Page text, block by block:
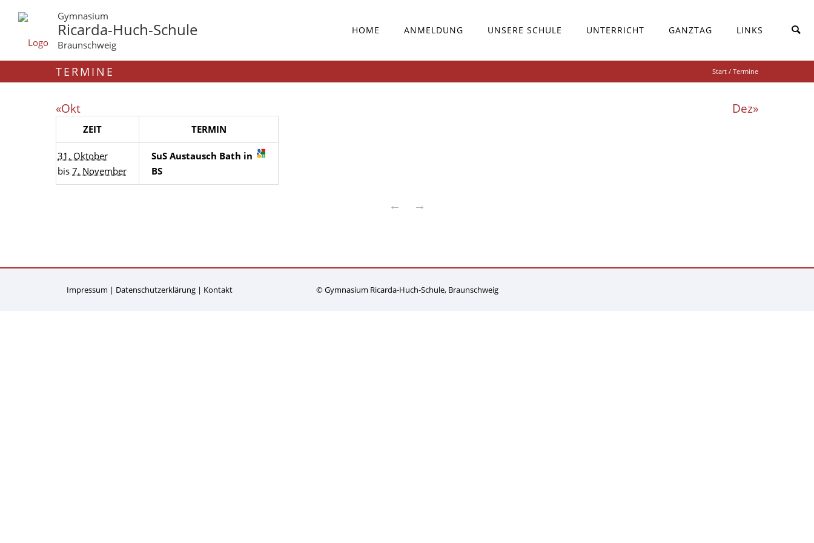
Gymnasium
Ricarda-Huch-Schule
Braunschweig
HOME ANMELDUNG UNSERE SCHULE UNTERRICHT GANZTAG LINKS
TERMINE Start / Termine
«Okt Dez»
ZEIT TERMIN
31. Oktober
bis 7. November
SuS Austausch Bath in
BS
← →
Impressum Datenschutzerklärung Kontakt © Gymnasium Ricarda-Huch-Schule, Braunschweig